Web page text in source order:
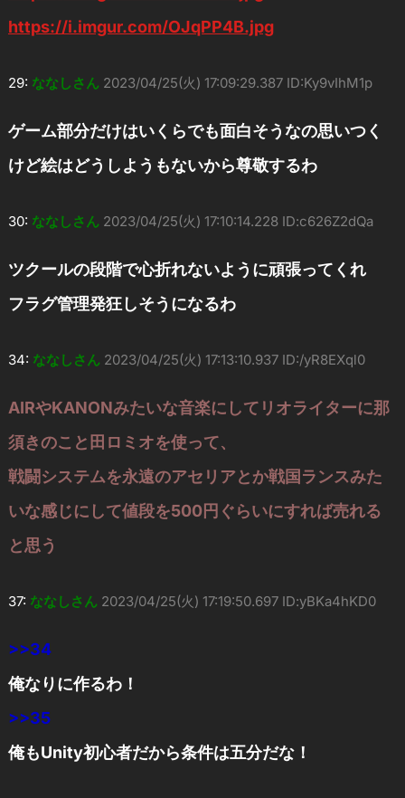
https://i.imgur.com/OJqPP4B.jpg
29: ななしさん 2023/04/25(火) 17:09:29.387 ID:Ky9vIhM1p
ゲーム部分だけはいくらでも面白そうなの思いつく
けど絵はどうしようもないから尊敬するわ
30: ななしさん 2023/04/25(火) 17:10:14.228 ID:c626Z2dQa
ツクールの段階で心折れないように頑張ってくれ
フラグ管理発狂しそうになるわ
34: ななしさん 2023/04/25(火) 17:13:10.937 ID:/yR8EXql0
AIRやKANONみたいな音楽にしてリオライターに那
須きのこと田ロミオを使って、
戦闘システムを永遠のアセリアとか戦国ランスみた
いな感じにして値段を500円ぐらいにすれば売れる
と思う
37: ななしさん 2023/04/25(火) 17:19:50.697 ID:yBKa4hKD0
>>34
俺なりに作るわ！
>>35
俺もUnity初心者だから条件は五分だな！